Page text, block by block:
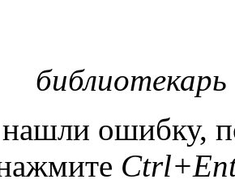
ошибку,